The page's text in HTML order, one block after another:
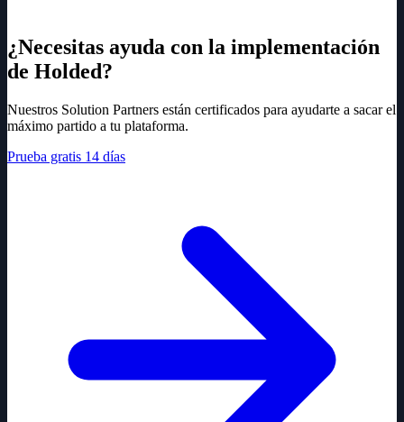
¿Necesitas ayuda con la implementación
de Holded?
Nuestros Solution Partners están certificados para ayudarte a sacar el
máximo partido a tu plataforma.
Prueba gratis 14 días